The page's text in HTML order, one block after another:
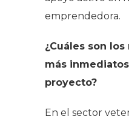
emprendedora.
¿Cuáles son
más
proyecto?
En el sector